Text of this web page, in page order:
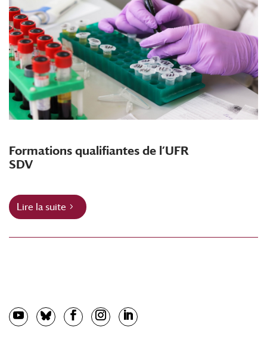
Formations qualifiantes de l’UFR
SDV
Lire la suite